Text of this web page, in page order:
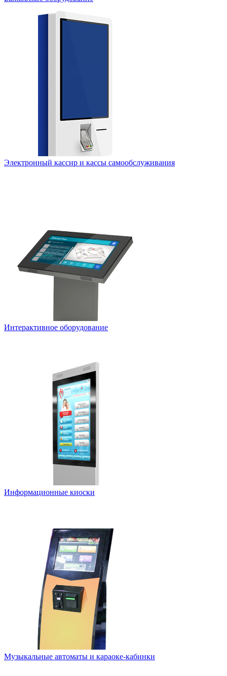
Электронный кассир и кассы самообслуживания
Интерактивное оборудование
Информационные киоски
Музыкальные автоматы и караоке-кабинки